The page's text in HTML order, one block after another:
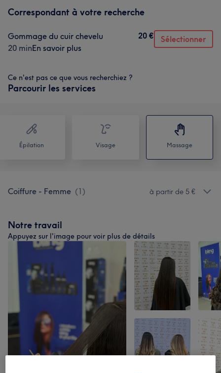
Correspondant à votre recherche
Gommage du cuir chevelu
20 minEn savoir plus
20 € Sélectionner
Ce n'est pas ce que vous recherchiez ?
Parcourir les services
Épilation Visage Massage
Coiffure - Femme (1) à partir de 5 €
Notre travail
Appuyez sur l'image pour voir plus de détails